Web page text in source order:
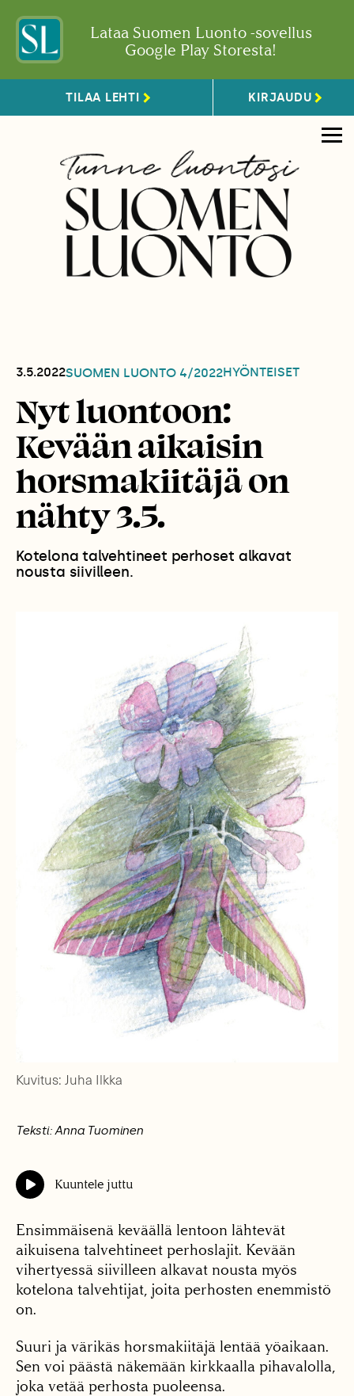
Lataa Suomen Luonto -sovellus
Google Play Storesta!
TILAA LEHTI KIRJAUDU
3.5.2022SUOMEN LUONTO 4/2022HYÖNTEISET
Nyt luontoon:
Kevään aikaisin
horsmakiitäjä on
nähty 3.5.
Kotelona talvehtineet perhoset alkavat
nousta siivilleen.
Kuvitus: Juha Ilkka
Teksti: Anna Tuominen
Kuuntele juttu
Ensimmäisenä keväällä lentoon lähtevät
aikuisena talvehtineet perhoslajit. Kevään
vihertyessä siivilleen alkavat nousta myös
kotelona talvehtijat, joita perhosten enemmistö
on.
Suuri ja värikäs horsmakiitäjä lentää yöaikaan.
Sen voi päästä näkemään kirkkaalla pihavalolla,
joka vetää perhosta puoleensa.